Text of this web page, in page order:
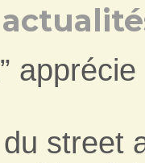
street